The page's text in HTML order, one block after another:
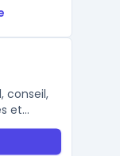
conseil,
et